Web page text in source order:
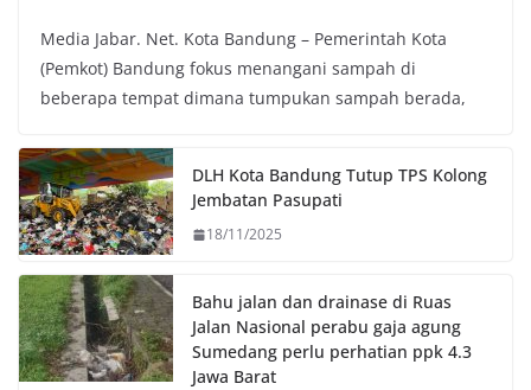
c
e
b
o
k
i
t
t
r
a
t
s
p
p
p
y
L
n
k
Media Jabar. Net. Kota Bandung – Pemerintah Kota
(Pemkot) Bandung fokus menangani sampah di
beberapa tempat dimana tumpukan sampah berada,
DLH Kota Bandung Tutup TPS Kolong
Jembatan Pasupati
18/11/2025
Bahu jalan dan drainase di Ruas
Jalan Nasional perabu gaja agung
Sumedang perlu perhatian ppk 4.3
Jawa Barat